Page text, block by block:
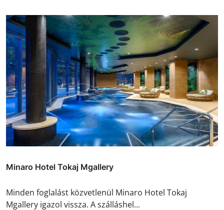
Minaro Hotel Tokaj Mgallery
Minden foglalást közvetlenül Minaro Hotel Tokaj
Mgallery igazol vissza. A szálláshel...